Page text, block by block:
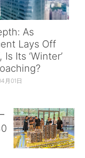
As
Lays Off
Is Its ‘Winter’
月01日